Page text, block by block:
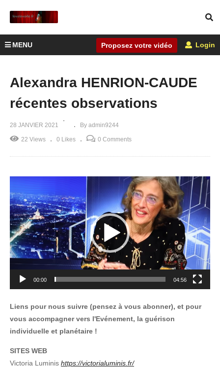
MENU Proposez votre vidéo Login
Alexandra HENRION-CAUDE
récentes observations
28 JANVIER 2021 By admin9244
22 Views 0 Likes 0 Comments
vidéo
00:00 04:56
Liens pour nous suivre (pensez à vous abonner), et pour
vous accompagner vers l'Evénement, la guérison
individuelle et planétaire !
SITES WEB
Victoria Luminis https://victorialuminis.fr/